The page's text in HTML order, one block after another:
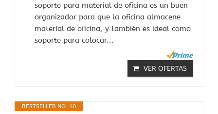
soporte para material de oficina es un buen
organizador para que la oficina almacene
material de oficina, y también es ideal como
soporte para colocar...
VER OFERTAS
BESTSELLER NO. 10